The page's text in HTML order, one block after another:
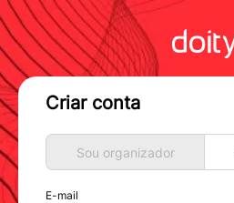
Criar conta
Sou organizador
E-mail